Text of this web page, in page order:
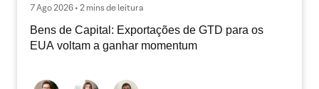
7 Ago 2026 • 2 mins de leitura
Bens de Capital: Exportações de GTD para os
EUA voltam a ganhar momentum